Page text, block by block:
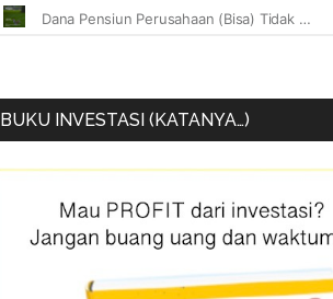
BUKU INVESTASI (KATANYA…)